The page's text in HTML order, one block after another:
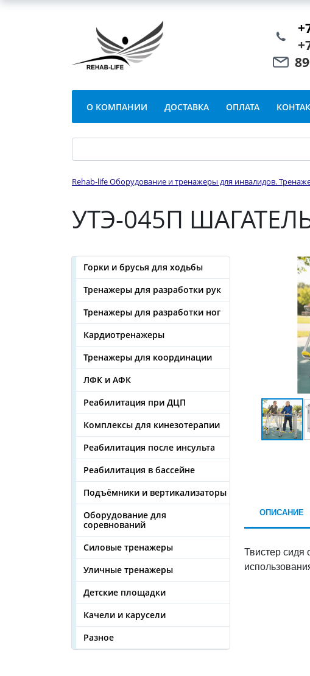
О КОМПАНИИ ДОСТАВКА ОПЛАТА
Rehab-life Оборудование и тренажеры для инвалидов.
УТЭ-045П
Горки и брусья для ходьбы
Тренажеры для разработки рук
Тренажеры для разработки ног
Кардиотренажеры
Тренажеры для координации
ЛФК и АФК
Реабилитация при ДЦП
Комплексы для кинезотерапии
Реабилитация после инсульта
Реабилитация в бассейне
Подъёмники и вертикализаторы
Оборудование для
соревнований
Силовые тренажеры
Уличные тренажеры
Детские площадки
Качели и карусели
Разное
ОПИСАНИЕ
Твистер